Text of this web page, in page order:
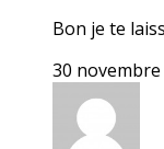
Bon je te
30 novembre